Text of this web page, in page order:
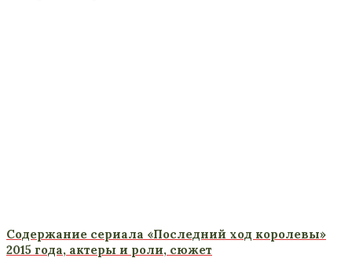
Содержание сериала «Последний ход королевы»
2015 года, актеры и роли, сюжет